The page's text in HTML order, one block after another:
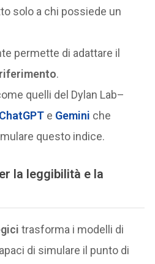
solo a chi possiede un
permette di adattare il
.
quelli del Dylan Lab–
ChatGPT e Gemini che
questo indice.
la leggibilità e la
trasforma i modelli di
di simulare il punto di